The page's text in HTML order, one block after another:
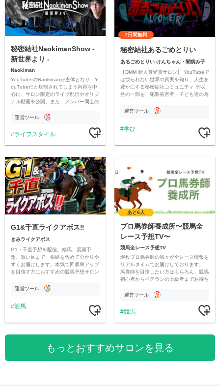
秘密結社NaokimanShow -
新世界より -
Naokiman
YouTuberのNaokimanが主体となり、Y
ouTubeだと規制されてしまう内容を中
心に、サロン限定のライブ配信やオリジ
ナル動画を公開。また、メンバー同士の
ただいています。
運営ツール
ライフスタイル
7日間無料
秘密結社あるごめとりい
あるごめとりい けんちゃん・闇病み子
【DMM 新人賞受賞サロン】 YouTubeで
は観られない世界の真実を知り、人生を
豊かにする秘密結社コミュニティ ※収
益の一部を、犯罪被害者・子ども達の為
す運営ツール
学び
G1&千直ライクアボス‼️
きみライクアボス
G1・千直予想を配信。軸馬、展開予
想、買い目まで、根拠を含めて分かりや
すくお届けします。本気で回収率アップ
を目指す方におすすめの競馬予想サロン
運営ツール
競馬
あと6人
プロ馬券師養成所〜競馬全
レース予想TV〜
競馬全レース予想TV
現役プロ馬券師の我々が全レース情報を
リアルタイムでお届けしております。
馬券師を目指したい方はもちろん、競馬
初心者からベテランの上級者までお待ち
運営ツール
競馬
もっとおすすめサロンを見る